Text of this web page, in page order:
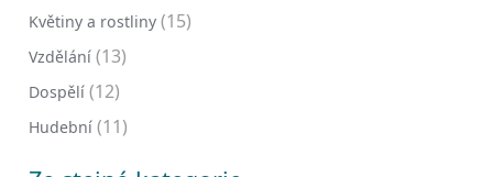
Květiny a rostliny (15)
Vzdělání (13)
Dospělí (12)
Hudební (11)